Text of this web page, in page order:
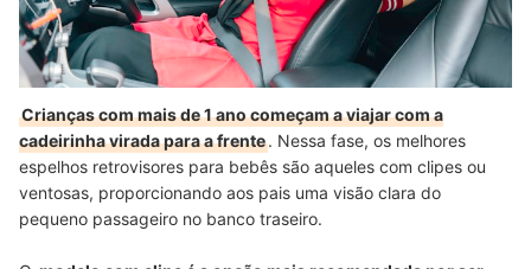
Crianças com mais de 1 ano começam a viajar com a
cadeirinha virada para a frente. Nessa fase, os melhores
espelhos retrovisores para bebês são aqueles com clipes ou
ventosas, proporcionando aos pais uma visão clara do
pequeno passageiro no banco traseiro.